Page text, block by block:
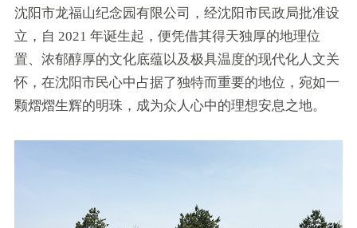
沈阳市龙福山纪念园有限公司，经沈阳市民政局批准设
立，自 2021 年诞生起，便凭借其得天独厚的地理位
置、浓郁醇厚的文化底蕴以及极具温度的现代化人文关
怀，在沈阳市民心中占据了独特而重要的地位，宛如一
颗熠熠生辉的明珠，成为众人心中的理想安息之地。